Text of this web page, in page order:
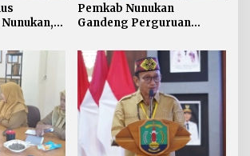
Pemkab Nunukan
Gandeng Perguruan
Dukung Pembangunan
Perbatasan